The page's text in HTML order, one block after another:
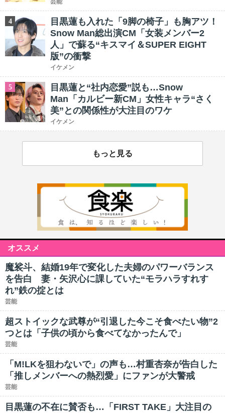
芸能
4
目黒蓮も入れた「9脚の椅子」も胸アツ！
Snow Man総出演CM「女装メンバー2
人」で蘇る“キスマイ＆SUPER EIGHT
版”の衝撃
イケメン
5
目黒蓮と“社内恋愛”説も…Snow
Man「カルビー新CM」女性キャラ“さく
美”との関係性が大注目のワケ
イケメン
もっと見る
オススメ
魔裟斗、結婚19年で変化した夫婦のパワーバランス
を告白 妻・矢沢心に課していた“モラハラすれす
れ”鉄の掟とは
芸能
超ストイックな武尊が“引退した今こそ食べたい物”2
つとは「子供の頃から食べてなかったんで」
芸能
「M!LKを狙わないで」の声も…村重杏奈が告白した
「推しメンバーへの熱烈愛」にファンが大警戒
芸能
目黒蓮の不在に賛否も…「FIRST TAKE」大注目の